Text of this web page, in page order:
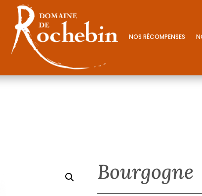
NOS RÉCOMPENSES
Bourgogne